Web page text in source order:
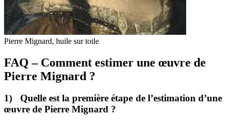
Pierre Mignard, huile sur toile
FAQ – Comment estimer une œuvre de
Pierre Mignard ?
1) Quelle est la première étape de l’estimation d’une
œuvre de Pierre Mignard ?